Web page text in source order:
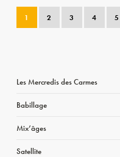
1 2 3 4 5
Les Mercredis des Carmes
Babillage
Mix’âges
Satellite